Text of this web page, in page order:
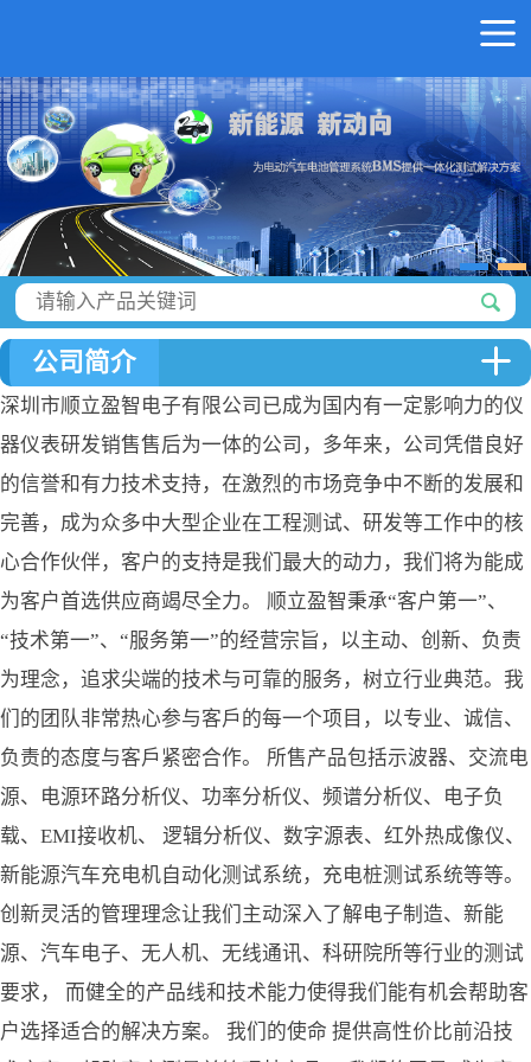
公司简介
深圳市顺立盈智电子有限公司已成为国内有一定影响力的仪
器仪表研发销售售后为一体的公司，多年来，公司凭借良好
的信誉和有力技术支持，在激烈的市场竞争中不断的发展和
完善，成为众多中大型企业在工程测试、研发等工作中的核
心合作伙伴，客户的支持是我们最大的动力，我们将为能成
为客户首选供应商竭尽全力。 顺立盈智秉承“客户第一”、
“技术第一”、“服务第一”的经营宗旨，以主动、创新、负责
为理念，追求尖端的技术与可靠的服务，树立行业典范。我
们的团队非常热心参与客戶的每一个项目，以专业、诚信、
负责的态度与客戶紧密合作。 所售产品包括示波器、交流电
源、电源环路分析仪、功率分析仪、频谱分析仪、电子负
载、EMI接收机、 逻辑分析仪、数字源表、红外热成像仪、
新能源汽车充电机自动化测试系统，充电桩测试系统等等。
创新灵活的管理理念让我们主动深入了解电子制造、新能
源、汽车电子、无人机、无线通讯、科研院所等行业的测试
要求， 而健全的产品线和技术能力使得我们能有机会帮助客
户选择适合的解决方案。 我们的使命 提供高性价比前沿技